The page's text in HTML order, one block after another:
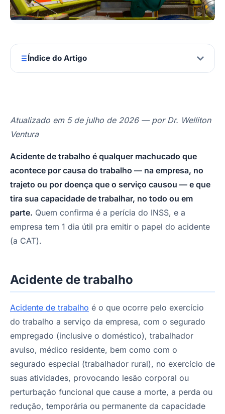
Índice do Artigo
Atualizado em 5 de julho de 2026 — por Dr. Welliton
Ventura
Acidente de trabalho é qualquer machucado que
acontece por causa do trabalho — na empresa, no
trajeto ou por doença que o serviço causou — e que
tira sua capacidade de trabalhar, no todo ou em
parte. Quem confirma é a perícia do INSS, e a
empresa tem 1 dia útil pra emitir o papel do acidente
(a CAT).
Acidente de trabalho
Acidente de trabalho é o que ocorre pelo exercício
do trabalho a serviço da empresa, com o segurado
empregado (inclusive o doméstico), trabalhador
avulso, médico residente, bem como com o
segurado especial (trabalhador rural), no exercício de
suas atividades, provocando lesão corporal ou
perturbação funcional que cause a morte, a perda ou
redução, temporária ou permanente da capacidade